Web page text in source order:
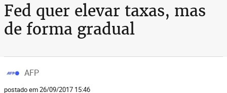
Fed quer elevar taxas, mas
de forma gradual
AFP
postado em 26/09/2017 15:46